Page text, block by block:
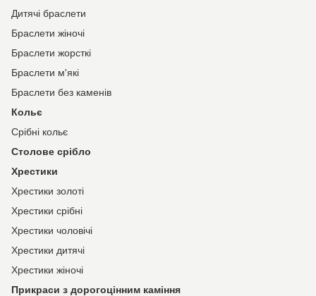
Дитячі браслети
Браслети жіночі
Браслети жорсткі
Браслети м'які
Браслети без каменів
Кольє
Срібні кольє
Столове срібло
Хрестики
Хрестики золоті
Хрестики срібні
Хрестики чоловічі
Хрестики дитячі
Хрестики жіночі
Прикраси з дорогоцінним каміння